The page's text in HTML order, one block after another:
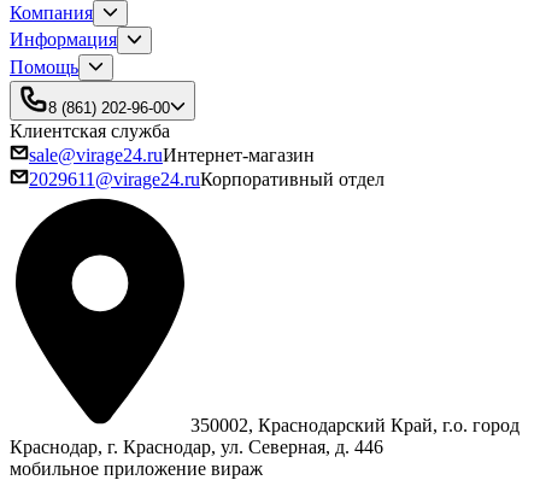
Компания
Информация
Помощь
8 (861) 202-96-00
Клиентская служба
sale@virage24.ruИнтернет-магазин
2029611@virage24.ruКорпоративный отдел
350002, Краснодарский Край, г.о. город
Краснодар, г. Краснодар, ул. Северная, д. 446
мобильное приложение вираж